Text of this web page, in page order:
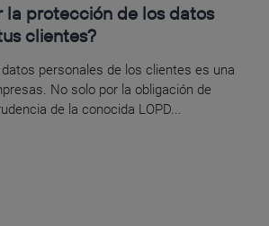
la protección de los datos
clientes?
personales de los clientes es una
No solo por la obligación de
de la conocida LOPD...